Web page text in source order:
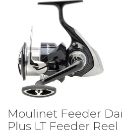
Moulinet Feeder
Plus LT Feeder Reel